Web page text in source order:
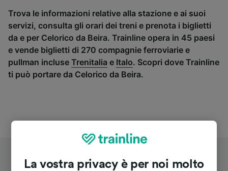
Trova le informazioni relative alla stazione e ai suoi
servizi, consulta gli orari dei treni e prenota i biglietti
da e per Celorico da Beira. Trainline opera in 45 paesi
e vende biglietti di 270 compagnie ferroviarie e
pullman incluse Trenitalia e Italo. Scopri dove Trainline
ti può portare da Celorico da Beira.
La vostra privacy è per noi molto